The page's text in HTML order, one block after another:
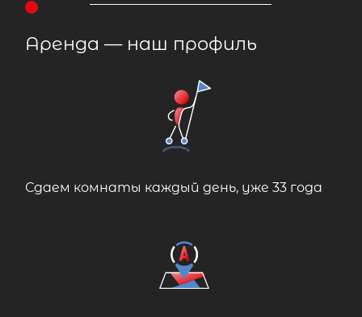
Аренда — наш профиль
Сдаем комнаты каждый день, уже 33 года